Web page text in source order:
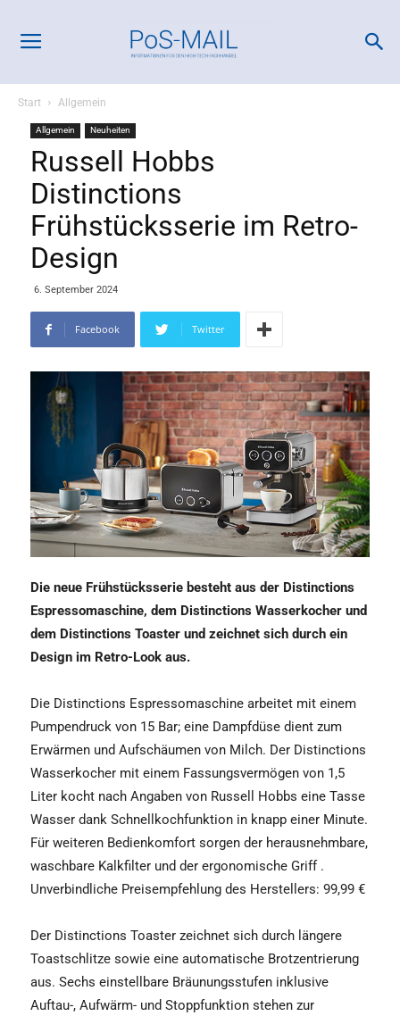
Start Allgemein
Allgemein Neuheiten
Russell Hobbs
Distinctions
Frühstücksserie im Retro-
Design
6. September 2024
Facebook Twitter
Die neue Frühstücksserie besteht aus der Distinctions
Espressomaschine, dem Distinctions Wasserkocher und
dem Distinctions Toaster und zeichnet sich durch ein
Design im Retro-Look aus.
Die Distinctions Espressomaschine arbeitet mit einem
Pumpendruck von 15 Bar; eine Dampfdüse dient zum
Erwärmen und Aufschäumen von Milch. Der Distinctions
Wasserkocher mit einem Fassungsvermögen von 1,5
Liter kocht nach Angaben von Russell Hobbs eine Tasse
Wasser dank Schnellkochfunktion in knapp einer Minute.
Für weiteren Bedienkomfort sorgen der herausnehmbare,
waschbare Kalkfilter und der ergonomische Griff .
Unverbindliche Preisempfehlung des Herstellers: 99,99 €
Der Distinctions Toaster zeichnet sich durch längere
Toastschlitze sowie eine automatische Brotzentrierung
aus. Sechs einstellbare Bräunungsstufen inklusive
Auftau-, Aufwärm- und Stoppfunktion stehen zur